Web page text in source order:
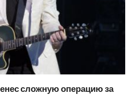
сложную операцию за